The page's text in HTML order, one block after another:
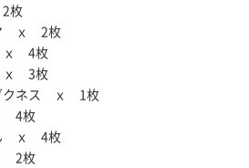
枚
ｘ 2枚
ｘ 4枚
ｘ 3枚
クネス ｘ 1枚
4枚
ｘ 4枚
2枚